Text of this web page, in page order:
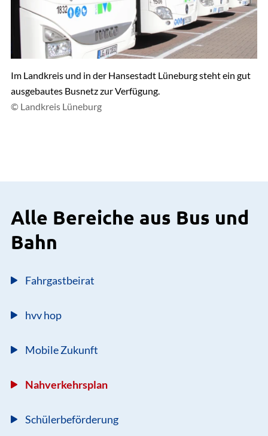
Im Landkreis und in der Hansestadt Lüneburg steht ein gut
ausgebautes Busnetz zur Verfügung.
© Landkreis Lüneburg
Alle Bereiche aus Bus und
Bahn
Fahrgastbeirat
hvv hop
Mobile Zukunft
Nahverkehrsplan
Schülerbeförderung